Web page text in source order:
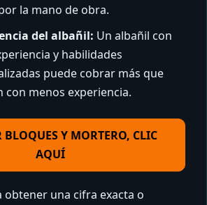
la mano de obra.
del albañil: Un albañil con
y habilidades
puede cobrar más que
con menos experiencia.
BLOQUES Y MORTERO, CLIC
AQUÍ
obtener una cifra exacta o